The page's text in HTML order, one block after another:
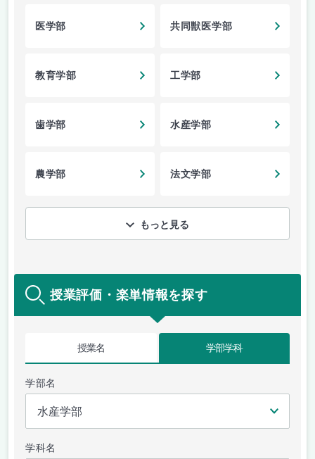
医学部 共同獣医学部
教育学部 工学部
歯学部 水産学部
農学部 法文学部
もっと見る
授業評価・楽単情報を探す
授業名 学部学科
学部名
学科名